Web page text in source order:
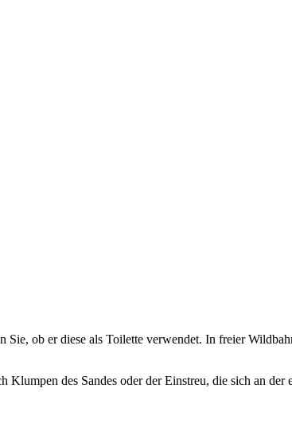
ob er diese als Toilette verwendet. In freier
des Sandes oder der Einstreu, die sich an